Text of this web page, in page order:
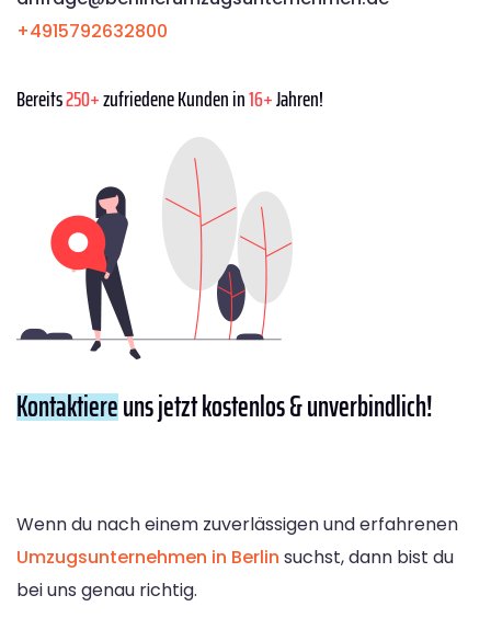
+4915792632800
Bereits250+zufriedene Kunden in16+Jahren!
Kontaktiereuns jetzt kostenlos & unverbindlich!
Wenn du nach einem zuverlässigen und erfahrenen
Umzugsunternehmen in Berlin suchst, dann bist du
bei uns genau richtig.